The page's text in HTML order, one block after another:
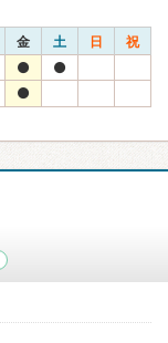
金 土 日 祝